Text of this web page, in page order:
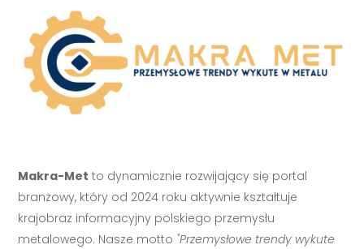
Makra-Met to dynamicznie rozwijający się portal
branżowy, który od 2024 roku aktywnie kształtuje
krajobraz informacyjny polskiego przemysłu
metalowego. Nasze motto "Przemysłowe trendy wykute